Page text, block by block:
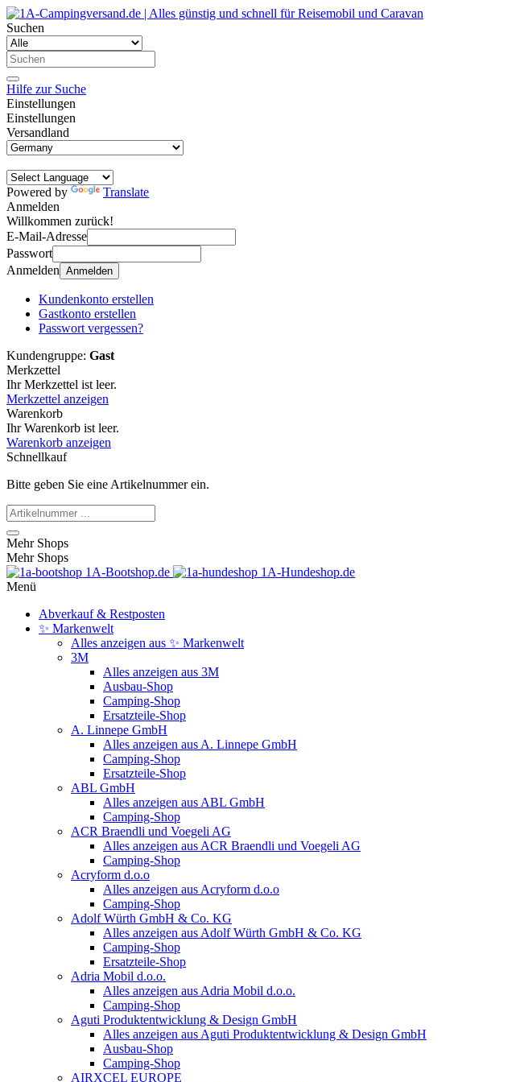
Suchen
Hilfe zur Suche
Einstellungen
Einstellungen
Versandland
Powered by
Translate
Anmelden
Willkommen zurück!
E-Mail-Adresse
Passwort
Anmelden Anmelden
Kundenkonto erstellen
Gastkonto erstellen
Passwort vergessen?
Kundengruppe: Gast
Merkzettel
Ihr Merkzettel ist leer.
Merkzettel anzeigen
Warenkorb
Ihr Warenkorb ist leer.
Warenkorb anzeigen
Schnellkauf
Bitte geben Sie eine Artikelnummer ein.
Mehr Shops
Mehr Shops
1A-Bootshop.de
1A-Hundeshop.de
Menü
Abverkauf & Restposten
✨ Markenwelt
Alles anzeigen aus ✨ Markenwelt
3M
Alles anzeigen aus 3M
Ausbau-Shop
Camping-Shop
Ersatzteile-Shop
A. Linnepe GmbH
Alles anzeigen aus A. Linnepe GmbH
Camping-Shop
Ersatzteile-Shop
ABL GmbH
Alles anzeigen aus ABL GmbH
Camping-Shop
ACR Braendli und Voegeli AG
Alles anzeigen aus ACR Braendli und Voegeli AG
Camping-Shop
Acryform d.o.o
Alles anzeigen aus Acryform d.o.o
Camping-Shop
Adolf Würth GmbH & Co. KG
Alles anzeigen aus Adolf Würth GmbH & Co. KG
Camping-Shop
Ersatzteile-Shop
Adria Mobil d.o.o.
Alles anzeigen aus Adria Mobil d.o.o.
Camping-Shop
Aguti Produktentwicklung & Design GmbH
Alles anzeigen aus Aguti Produktentwicklung & Design GmbH
Ausbau-Shop
Camping-Shop
AIRXCEL EUROPE